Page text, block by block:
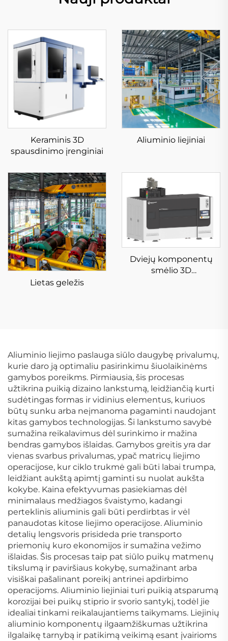
Keraminis 3D
spausdinimo įrenginiai
Aliuminio liejiniai
Lietas geležis
Dviejų komponentų
smėlio 3D
Aliuminio liejimo paslauga siūlo daugybę privalumų,
kurie daro ją optimaliu pasirinkimu šiuolaikinėms
gamybos poreikms. Pirmiausia, šis procesas
užtikrina puikią dizaino lankstumą, leidžiančią kurti
sudėtingas formas ir vidinius elementus, kuriuos
būtų sunku arba neįmanoma pagaminti naudojant
kitas gamybos technologijas. Ši lankstumo savybė
sumažina reikalavimus dėl surinkimo ir mažina
bendras gamybos išlaidas. Gamybos greitis yra dar
vienas svarbus privalumas, ypač matricų liejimo
operacijose, kur ciklo trukmė gali būti labai trumpa,
leidžiant aukštą apimtį gaminti su nuolat aukšta
kokybe. Kaina efektyvumas pasiekiamas dėl
minimalaus medžiagos švaistymo, kadangi
perteklinis aliuminis gali būti perdirbtas ir vėl
panaudotas kitose liejimo operacijose. Aliuminio
detalių lengsvoris prisideda prie transporto
priemonių kuro ekonomijos ir sumažina vežimo
išlaidas. Šis procesas taip pat siūlo puikų matmenų
tikslumą ir paviršiaus kokybę, sumažinant arba
visiškai pašalinant poreikį antrinei apdirbimo
operacijoms. Aliuminio liejiniai turi puikią atsparumą
korozijai bei puikų stiprio ir svorio santykį, todėl jie
idealiai tinkami reikalaujantiems taikymams. Liejinių
aliuminio komponentų ilgaamžiškumas užtikrina
ilgalaikę tarnybą ir patikimą veikimą esant įvairioms